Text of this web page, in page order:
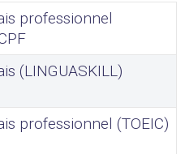
professionnel
(LINGUASKILL)
professionnel (TOEIC)